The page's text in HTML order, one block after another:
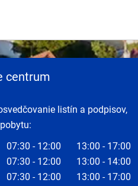
centrum
listín a podpisov,
07:30 - 12:00
13:00 - 17:00
07:30 - 12:00
13:00 - 14:00
07:30 - 12:00
13:00 - 17:00